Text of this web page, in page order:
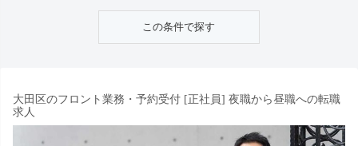
大田区のフロント業務・予約受付 [正社員] 夜職から昼職への転職
求人